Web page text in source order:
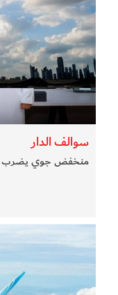
سوالف الدار
منخفض جوي يضرب